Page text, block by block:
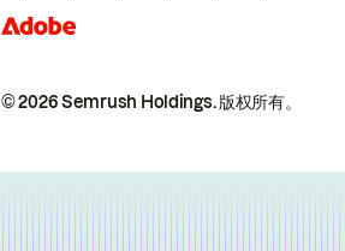
© 2026 Semrush Holdings.版权所有。